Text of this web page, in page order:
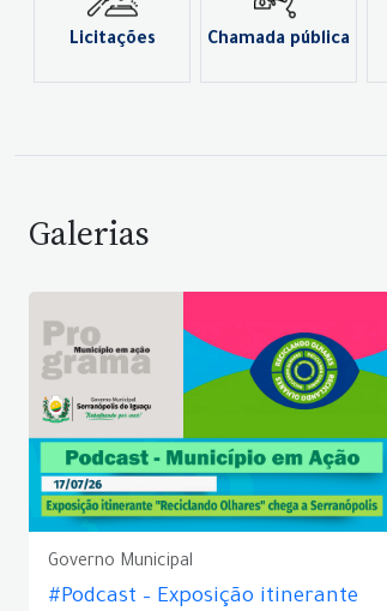
Licitações Chamada pública
Galerias
Governo Municipal
#Podcast – Exposição itinerante